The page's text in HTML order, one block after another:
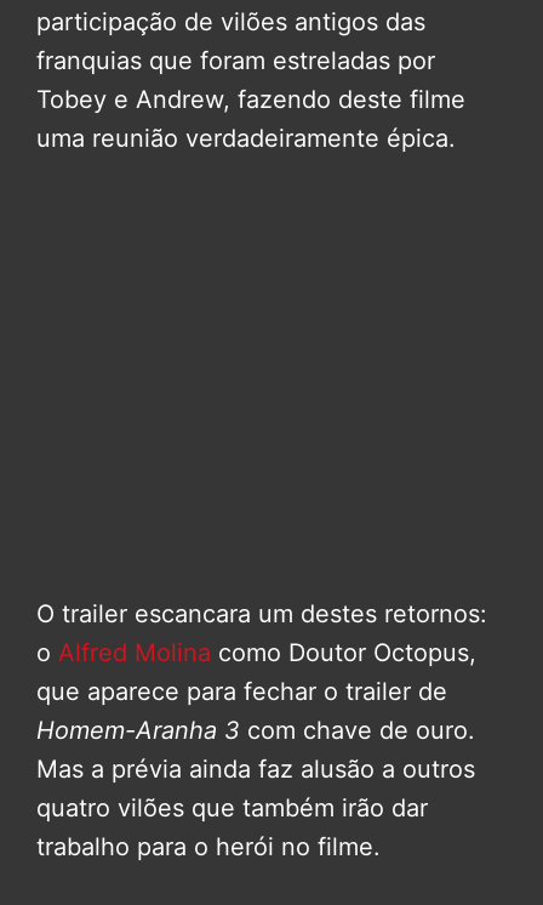
participação de vilões antigos das
franquias que foram estreladas por
Tobey e Andrew, fazendo deste filme
uma reunião verdadeiramente épica.
O trailer escancara um destes retornos:
o Alfred Molina como Doutor Octopus,
que aparece para fechar o trailer de
Homem-Aranha 3 com chave de ouro.
Mas a prévia ainda faz alusão a outros
quatro vilões que também irão dar
trabalho para o herói no filme.